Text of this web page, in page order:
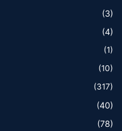
(3)
(4)
(1)
(10)
(317)
(40)
(78)